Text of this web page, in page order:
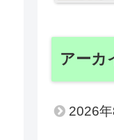
アーカ
2026年